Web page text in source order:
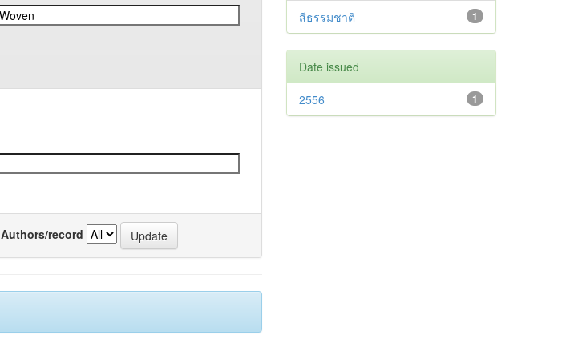
Authors/record
1
สีธรรมชาติ
Date issued
1
2556